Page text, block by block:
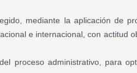
mediante la aplicación de
e internacional, con actitud
proceso administrativo, para